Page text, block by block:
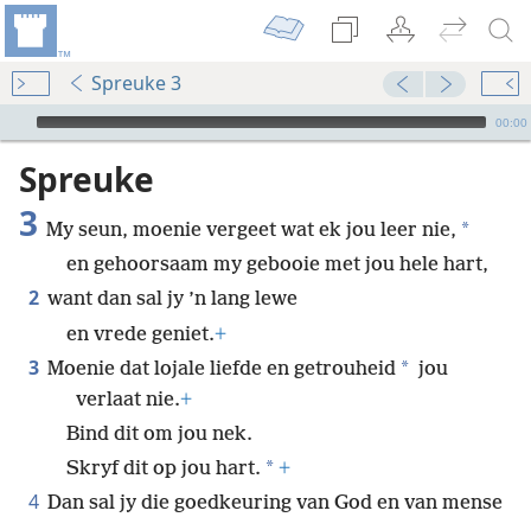
Spreuke 3
Audio Player
00:00
Spreuke
3 My seun, moenie vergeet wat ek jou leer nie, *
en gehoorsaam my gebooie met jou hele hart,
2 want dan sal jy ’n lang lewe
en vrede geniet.+
3 Moenie dat lojale liefde en getrouheid * jou
verlaat nie.+
Bind dit om jou nek.
Skryf dit op jou hart. * +
4 Dan sal jy die goedkeuring van God en van mense